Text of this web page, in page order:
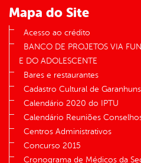
Mapa do Site
Acesso ao crédito
BANCO DE PROJETOS VIA
E DO ADOLESCENTE
Bares e restaurantes
Cadastro Cultural de Garanhuns
Calendário 2020 do IPTU
Calendário Reuniões
Centros Administrativos
Concurso 2015
Cronograma de Médicos da